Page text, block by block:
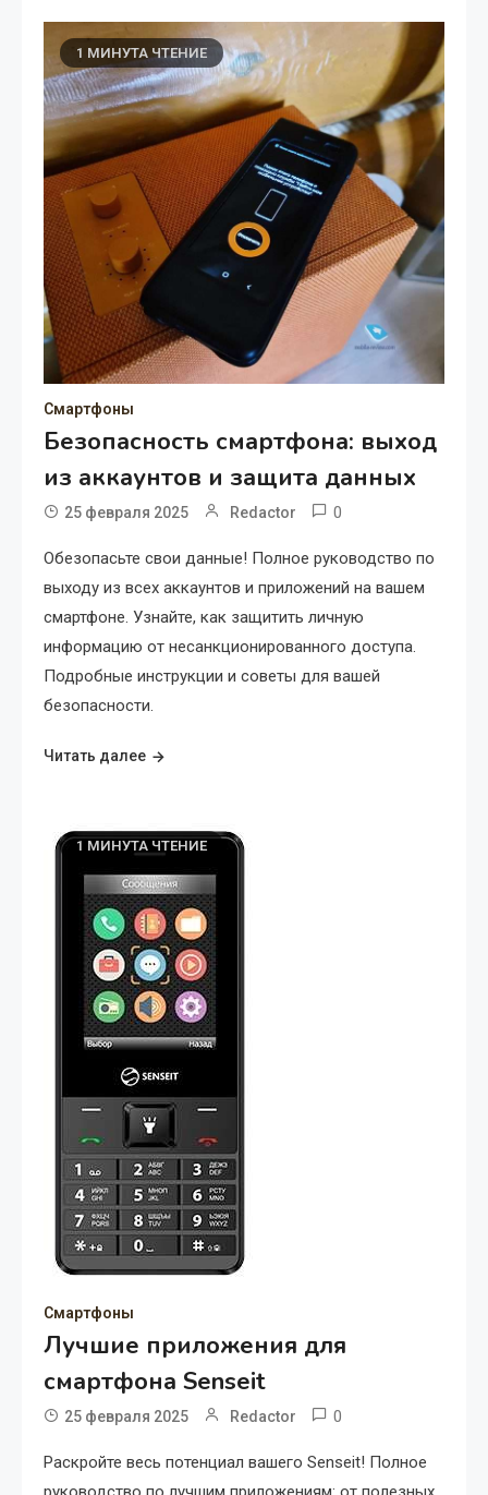
1 МИНУТА ЧТЕНИЕ
Смартфоны
Безопасность смартфона: выход
из аккаунтов и защита данных
25 февраля 2025 Redactor 0
Обезопасьте свои данные! Полное руководство по
выходу из всех аккаунтов и приложений на вашем
смартфоне. Узнайте, как защитить личную
информацию от несанкционированного доступа.
Подробные инструкции и советы для вашей
безопасности.
Читать далее
1 МИНУТА ЧТЕНИЕ
Смартфоны
Лучшие приложения для
смартфона Senseit
25 февраля 2025 Redactor 0
Раскройте весь потенциал вашего Senseit! Полное